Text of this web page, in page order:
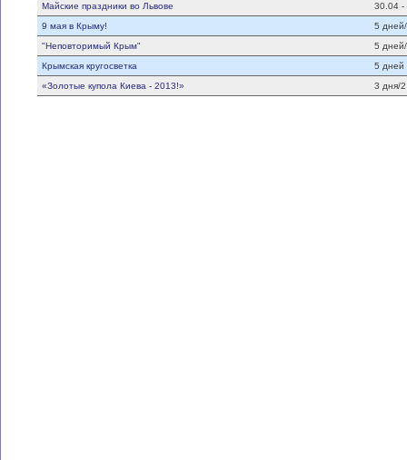
Майские праздники во Львове
30.04 -
9 мая в Крыму!
5
"Неповторимый Крым"
5
Крымская кругосветка
5 дней
«Золотые купола Киева - 2013!»
3 дня/